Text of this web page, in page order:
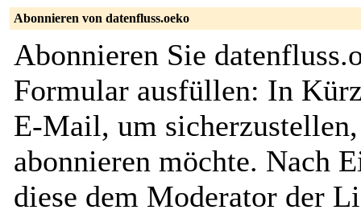
Abonnieren von datenfluss.oeko
Abonnieren Sie
Formular ausfüllen: In
E-Mail, um
abonnieren möchte. Nach
diese dem Moderator der